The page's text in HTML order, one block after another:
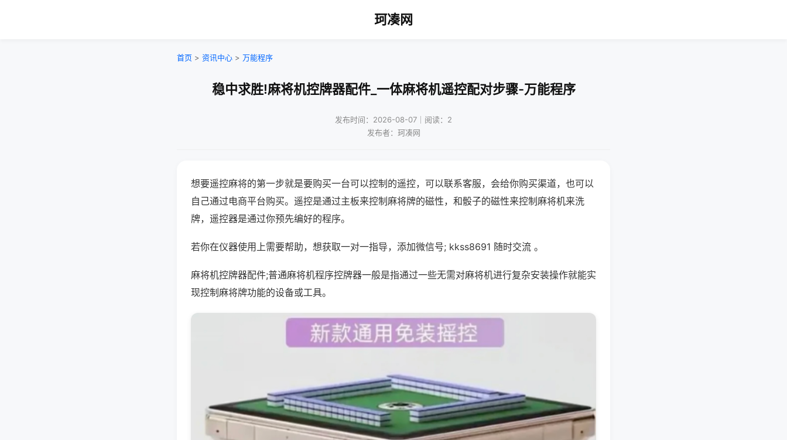
珂凑网
首页 > 资讯中心 > 万能程序
稳中求胜!麻将机控牌器配件_一体麻将机遥控配对步骤-万能程序
发布时间：2026-08-07｜阅读：2
发布者：珂凑网
想要遥控麻将的第一步就是要购买一台可以控制的遥控，可以联系客服，会给你购买渠道，也可以
自己通过电商平台购买。遥控是通过主板来控制麻将牌的磁性，和骰子的磁性来控制麻将机来洗
牌，遥控器是通过你预先编好的程序。
若你在仪器使用上需要帮助，想获取一对一指导，添加微信号; kkss8691 随时交流 。
麻将机控牌器配件;普通麻将机程序控牌器一般是指通过一些无需对麻将机进行复杂安装操作就能实
现控制麻将牌功能的设备或工具。